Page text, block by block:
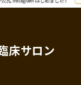
床サロン